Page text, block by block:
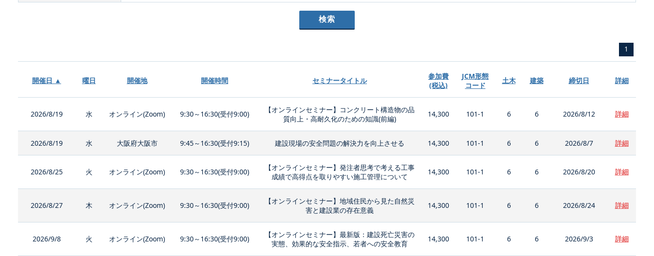
1
開催日 ▲ 曜日 開催地 開催時間 セミナータイトル
参加費
(税込)
JCM形態
コード
土木 建築 締切日 詳細
2026/8/19 水 オンライン(Zoom) 9:30～16:30(受付9:00)
【オンラインセミナー】コンクリート構造物の品
質向上・高耐久化のための知識(前編)
14,300 101-1 6 6 2026/8/12 詳細
2026/8/19 水 大阪府大阪市 9:45～16:30(受付9:15) 建設現場の安全問題の解決力を向上させる 14,300 101-1 6 6 2026/8/7 詳細
2026/8/25 火 オンライン(Zoom) 9:30～16:30(受付9:00)
【オンラインセミナー】発注者思考で考える工事
成績で高得点を取りやすい施工管理について
14,300 101-1 6 6 2026/8/20 詳細
2026/8/27 木 オンライン(Zoom) 9:30～16:30(受付9:00)
【オンラインセミナー】地域住民から見た自然災
害と建設業の存在意義
14,300 101-1 6 6 2026/8/24 詳細
2026/9/8 火 オンライン(Zoom) 9:30～16:30(受付9:00)
【オンラインセミナー】最新版：建設死亡災害の
実態、効果的な安全指示、若者への安全教育
14,300 101-1 6 6 2026/9/3 詳細